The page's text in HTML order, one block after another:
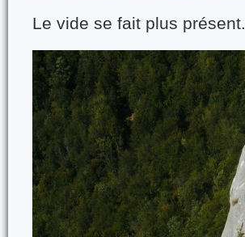
Le vide se fait plus présent.